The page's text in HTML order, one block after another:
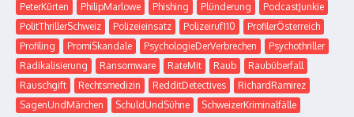
PeterKürten
PhilipMarlowe Phishing Plünderung
PodcastJunkie
PolitThrillerSchweiz
Polizeieinsatz Polizeiruf110
ProfilerÖsterreich
Profiling
PromiSkandale PsychologieDerVerbrechen
Psychothriller
Radikalisierung
Ransomware RateMit Raub
Raubüberfall
Rauschgift
Rechtsmedizin RedditDetectives
RichardRamirez
SagenUndMärchen
SchuldUndSühne
SchweizerKriminalfälle